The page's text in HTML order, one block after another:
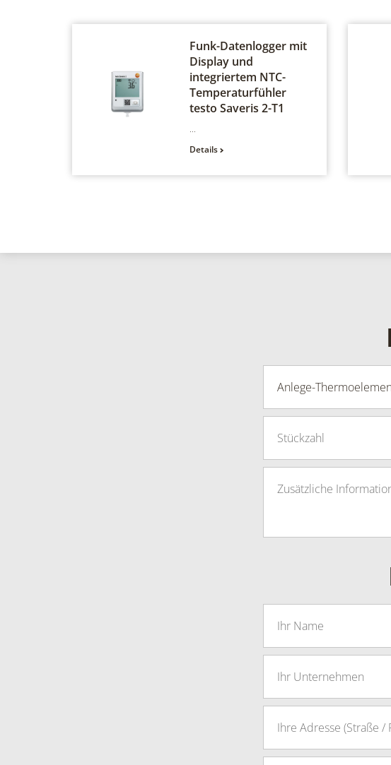
Funk-Datenlogger mit
Display und
integriertem NTC-
Temperaturfühler
testo Saveris 2-T1
...
Details